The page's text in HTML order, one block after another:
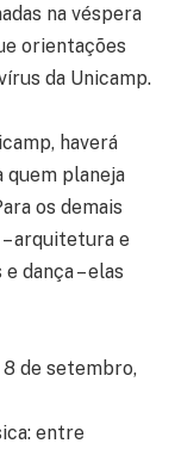
na véspera
orientações
da Unicamp.
haverá
quem planeja
os demais
arquitetura e
dança – elas
8 de setembro,
entre